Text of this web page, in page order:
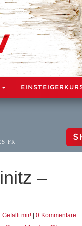
FR
–
Gefällt mir!| 0 Kommentare